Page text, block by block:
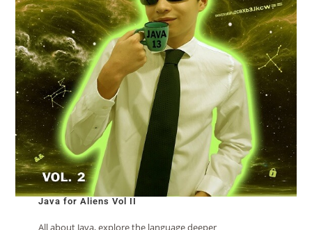
Java for Aliens Vol II